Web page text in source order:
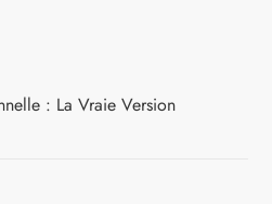
: La Vraie Version